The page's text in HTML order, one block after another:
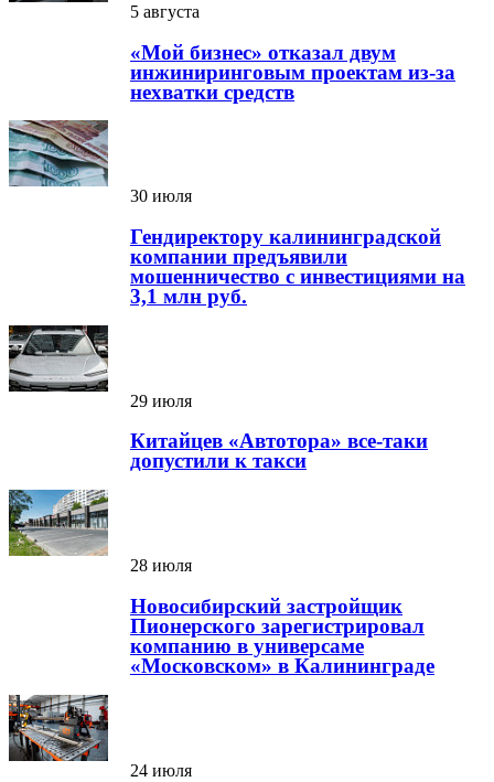
5 августа
«Мой бизнес» отказал двум
инжиниринговым проектам из-за
нехватки средств
30 июля
Гендиректору калининградской
компании предъявили
мошенничество с инвестициями на
3,1 млн руб.
29 июля
Китайцев «Автотора» все-таки
допустили к такси
28 июля
Новосибирский застройщик
Пионерского зарегистрировал
компанию в универсаме
«Московском» в Калининграде
24 июля